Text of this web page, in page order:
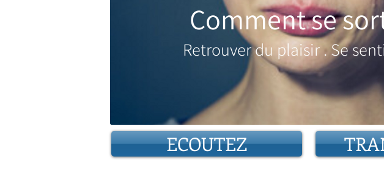
Comment se
Retrouver du plaisir . Se
ECOUTEZ